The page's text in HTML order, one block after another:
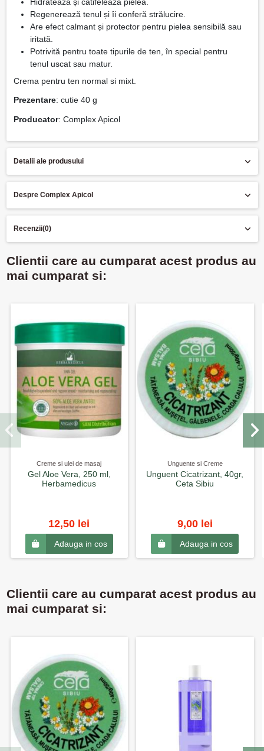
Regenerează tenul și îi conferă strălucire.
Are efect calmant și protector pentru pielea sensibilă sau
iritată.
Potrivită pentru toate tipurile de ten, în special pentru
tenul uscat sau matur.
Crema pentru ten normal si mixt.
Prezentare: cutie 40 g
Producator: Complex Apicol
Detalii ale produsului
Despre Complex Apicol
Recenzii(0)
Clientii care au cumparat acest produs au
mai cumparat si:
Creme si ulei de masaj
Gel Aloe Vera, 250 ml,
Herbamedicus
12,50 lei
Adauga in cos
Unguente si Creme
Unguent Cicatrizant, 40gr,
Ceta Sibiu
9,00 lei
Adauga in cos
Clientii care au cumparat acest produs au
mai cumparat si: